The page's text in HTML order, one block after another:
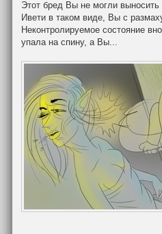
Этот бред Вы не могли
Ивети в таком виде, Вы с
Неконтролируемое состояние
упала на спину, а Вы...